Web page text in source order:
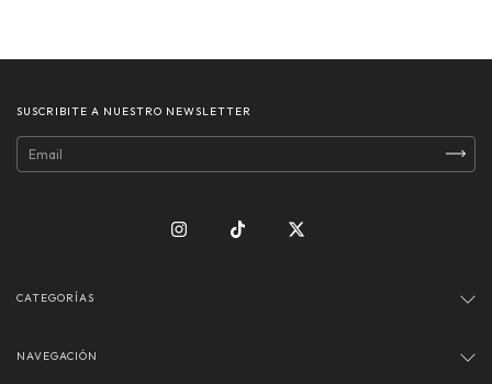
SUSCRIBITE A NUESTRO NEWSLETTER
CATEGORÍAS
NAVEGACIÓN